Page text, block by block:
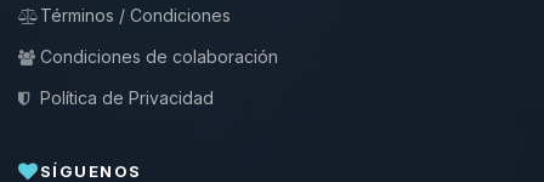
Términos / Condiciones
Condiciones de colaboración
Política de Privacidad
SÍGUENOS